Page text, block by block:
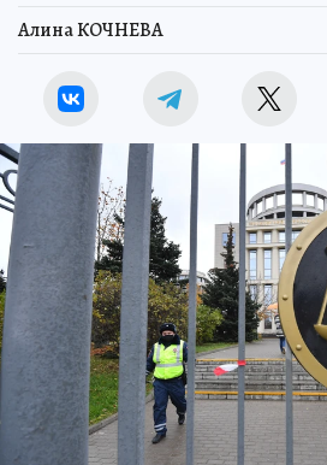
Алина КОЧНЕВА